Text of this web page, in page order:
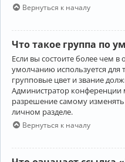
Вернуться к началу
Что такое группа по
Если вы состоите более чем
умолчанию используется для
групповые цвет и звание
Администратор конференции
разрешение самому
личном разделе.
Вернуться к началу